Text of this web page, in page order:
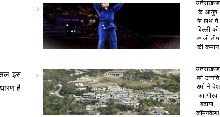
इस
है
उत्तराखण्ड
के आयुष
के हाथ में
दिल्ली की
रणजी टीम
की कमान
उत्तराखण्ड
की उन्नति
शर्मा ने देश
का गौरव
बढ़ाया,
कॉमनवेल्थ